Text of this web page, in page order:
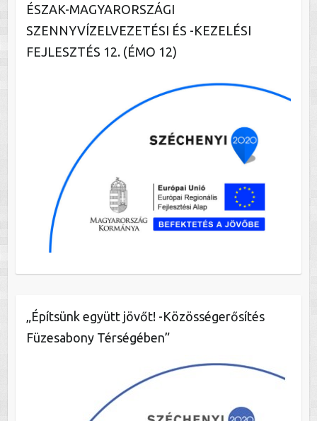
ÉSZAK-MAGYARORSZÁGI
SZENNYVÍZELVEZETÉSI ÉS -KEZELÉSI
FEJLESZTÉS 12. (ÉMO 12)
„Építsünk együtt jövőt! -Közösségerősítés
Füzesabony Térségében”